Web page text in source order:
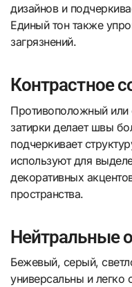
дизайнов и
Единый тон также
загрязнений.
Контрастное
Противоположный или
затирки делает швы
подчеркивает
используют для
декоративных
пространства.
Нейтральные
Бежевый, серый,
универсальны и легко